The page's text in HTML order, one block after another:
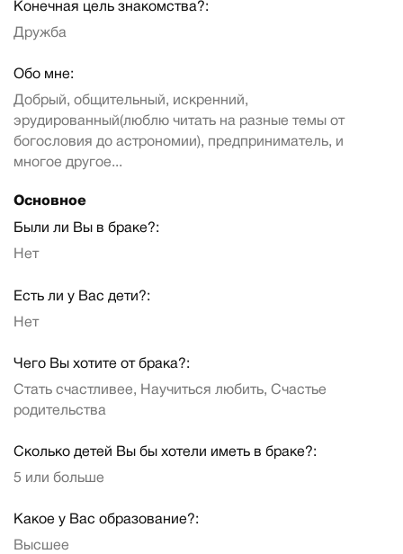
Конечная цель знакомства?:
Дружба
Обо мне:
Добрый, общительный, искренний,
эрудированный(люблю читать на разные темы от
богословия до астрономии), предприниматель, и
многое другое...
Основное
Были ли Вы в браке?:
Нет
Есть ли у Вас дети?:
Нет
Чего Вы хотите от брака?:
Стать счастливее, Научиться любить, Счастье
родительства
Сколько детей Вы бы хотели иметь в браке?:
5 или больше
Какое у Вас образование?:
Высшее